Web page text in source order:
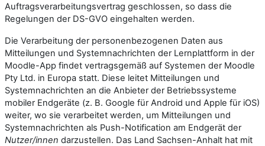
Auftragsverarbeitungsvertrag geschlossen, so dass die
Regelungen der DS-GVO eingehalten werden.
Die Verarbeitung der personenbezogenen Daten aus
Mitteilungen und Systemnachrichten der Lernplattform in der
Moodle-App findet vertragsgemäß auf Systemen der Moodle
Pty Ltd. in Europa statt. Diese leitet Mitteilungen und
Systemnachrichten an die Anbieter der Betriebssysteme
mobiler Endgeräte (z. B. Google für Android und Apple für iOS)
weiter, wo sie verarbeitet werden, um Mitteilungen und
Systemnachrichten als Push-Notification am Endgerät der
Nutzer/innen darzustellen. Das Land Sachsen-Anhalt hat mit